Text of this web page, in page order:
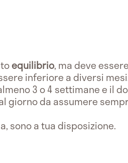
equilibrio, ma deve
inferiore a diversi
3 o 4 settimane e il
giorno da assumere
sono a tua disposizione.